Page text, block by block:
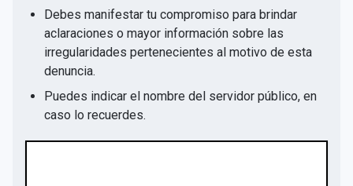
Debes manifestar tu compromiso para brindar
aclaraciones o mayor información sobre las
irregularidades pertenecientes al motivo de esta
denuncia.
Puedes indicar el nombre del servidor público, en
caso lo recuerdes.